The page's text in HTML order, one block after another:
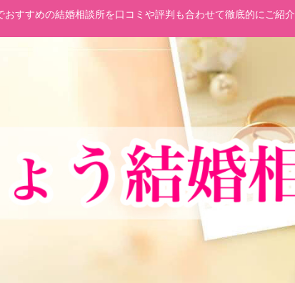
おすすめの結婚相談所を口コミや評判も合わせて徹底的にご紹介